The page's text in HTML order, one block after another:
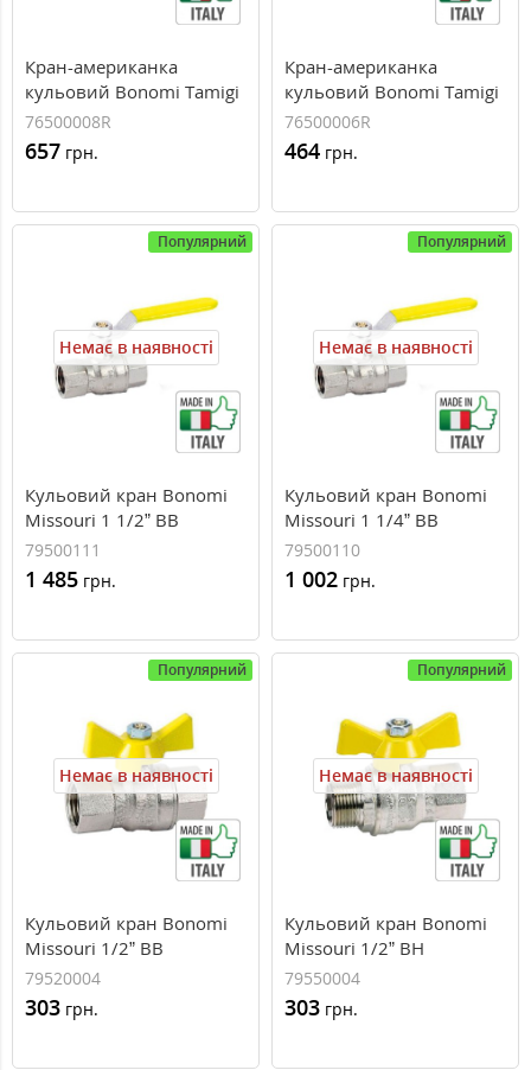
Кран-американка
кульовий Bonomi Tamigi
1” ВН `метелик`,
76500008R
76500008R
657 грн.
Кран-американка
кульовий Bonomi Tamigi
3/4” ВН `метелик`,
76500006R
76500006R
464 грн.
Популярний
Немає в наявності
Кульовий кран Bonomi
Missouri 1 1/2” ВВ
сталева ручка, 79500111
79500111
1 485 грн.
Популярний
Немає в наявності
Кульовий кран Bonomi
Missouri 1 1/4” ВВ
сталева ручка, 79500110
79500110
1 002 грн.
Популярний
Немає в наявності
Кульовий кран Bonomi
Missouri 1/2” ВВ
`метелик`, 79520004
79520004
303 грн.
Популярний
Немає в наявності
Кульовий кран Bonomi
Missouri 1/2” ВН
`метелик`, 79550004
79550004
303 грн.